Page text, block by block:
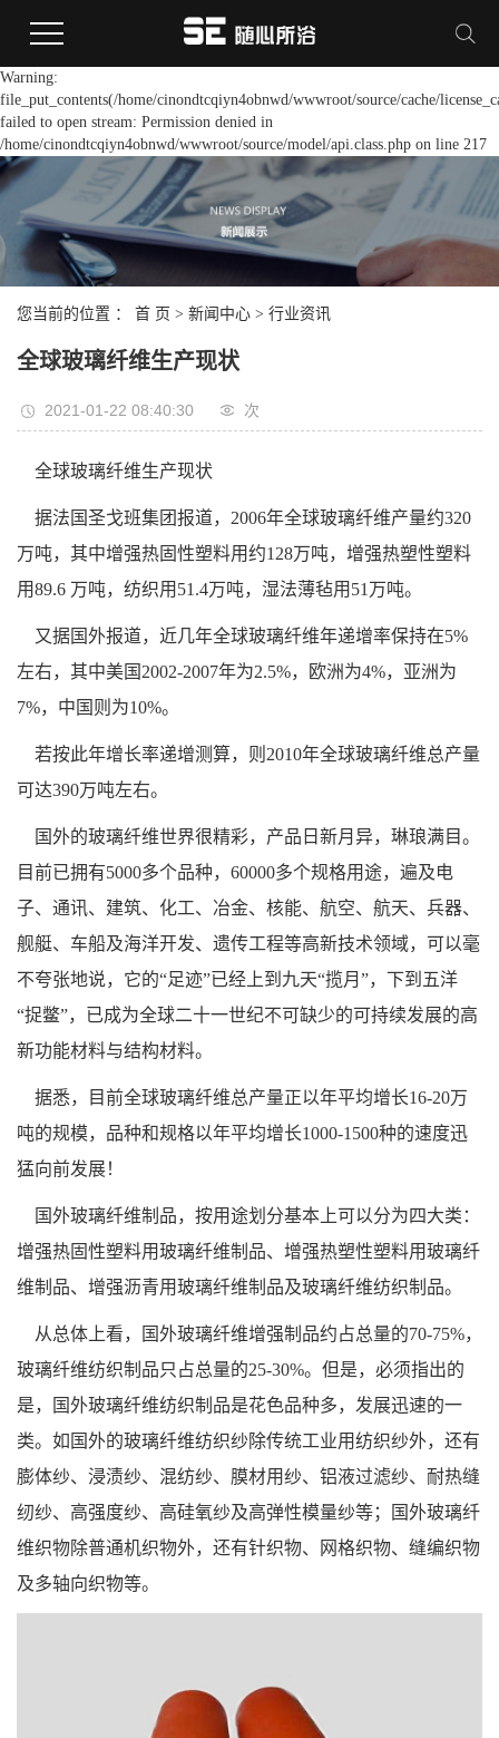
Warning:
file_put_contents(/home/cinondtcqiyn4obnwd/wwwroot/source/cache/
failed to open stream: Permission denied in
/home/cinondtcqiyn4obnwd/wwwroot/source/model/api.class.php on line 217
您当前的位置 ： 首 页 > 新闻中心 > 行业资讯
全球玻璃纤维生产现状
2021-01-22 08:40:30 次
全球玻璃纤维生产现状
据法国圣戈班集团报道，2006年全球玻璃纤维产量约320
万吨，其中增强热固性塑料用约128万吨，增强热塑性塑料
用89.6 万吨，纺织用51.4万吨，湿法薄毡用51万吨。
又据国外报道，近几年全球玻璃纤维年递增率保持在5%
左右，其中美国2002-2007年为2.5%，欧洲为4%，亚洲为
7%，中国则为10%。
若按此年增长率递增测算，则2010年全球玻璃纤维总产量
可达390万吨左右。
国外的玻璃纤维世界很精彩，产品日新月异，琳琅满目。
目前已拥有5000多个品种，60000多个规格用途，遍及电
子、通讯、建筑、化工、冶金、核能、航空、航天、兵器、
舰艇、车船及海洋开发、遗传工程等高新技术领域，可以毫
不夸张地说，它的“足迹”已经上到九天“揽月”，下到五洋
“捉鳖”，已成为全球二十一世纪不可缺少的可持续发展的高
新功能材料与结构材料。
据悉，目前全球玻璃纤维总产量正以年平均增长16-20万
吨的规模，品种和规格以年平均增长1000-1500种的速度迅
猛向前发展！
国外玻璃纤维制品，按用途划分基本上可以分为四大类：
增强热固性塑料用玻璃纤维制品、增强热塑性塑料用玻璃纤
维制品、增强沥青用玻璃纤维制品及玻璃纤维纺织制品。
从总体上看，国外玻璃纤维增强制品约占总量的70-75%，
玻璃纤维纺织制品只占总量的25-30%。但是，必须指出的
是，国外玻璃纤维纺织制品是花色品种多，发展迅速的一
类。如国外的玻璃纤维纺织纱除传统工业用纺织纱外，还有
膨体纱、浸渍纱、混纺纱、膜材用纱、铝液过滤纱、耐热缝
纫纱、高强度纱、高硅氧纱及高弹性模量纱等；国外玻璃纤
维织物除普通机织物外，还有针织物、网格织物、缝编织物
及多轴向织物等。